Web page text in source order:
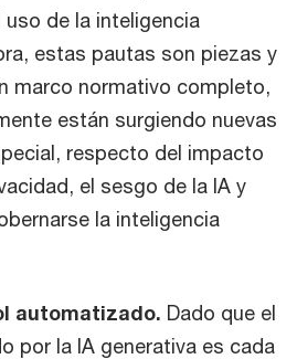
uso de la inteligencia
estas pautas son piezas y
marco normativo completo,
están surgiendo nuevas
respecto del impacto
el sesgo de la IA y
la inteligencia
automatizado. Dado que el
por la IA generativa es cada